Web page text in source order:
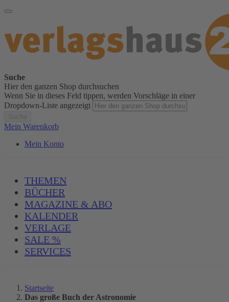
Suche
Hier den ganzen Shop durchsuchen
Wenn Sie in dieses Feld tippen, werden Vorschläge in einer
Dropdown-Liste angezeigt
Mein Warenkorb
Mein Konto
THEMEN
BÜCHER
MAGAZINE & ABO
KALENDER
VERLAGE
SALE %
SERVICES
Startseite
Das große Buch der Astronomie